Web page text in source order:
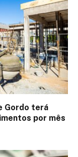
Gordo terá
por mês